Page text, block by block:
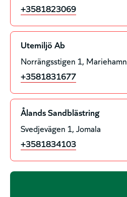
+3581823069
Utemiljö Ab
Norrängsstigen 1 Mariehamn
+3581831677
Ålands Sandblästring
Svedjevägen 1 Jomala
+3581834103